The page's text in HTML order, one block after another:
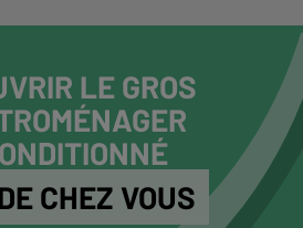
LE GROS
CHEZ VOUS